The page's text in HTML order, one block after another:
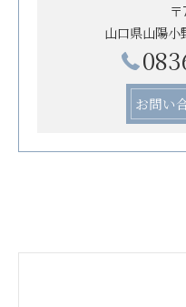
山口県山陽小
お問い